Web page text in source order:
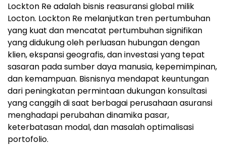
Lockton Re adalah bisnis reasuransi global milik
Locton. Lockton Re melanjutkan tren pertumbuhan
yang kuat dan mencatat pertumbuhan signifikan
yang didukung oleh perluasan hubungan dengan
klien, ekspansi geografis, dan investasi yang tepat
sasaran pada sumber daya manusia, kepemimpinan,
dan kemampuan. Bisnisnya mendapat keuntungan
dari peningkatan permintaan dukungan konsultasi
yang canggih di saat berbagai perusahaan asuransi
menghadapi perubahan dinamika pasar,
keterbatasan modal, dan masalah optimalisasi
portofolio.